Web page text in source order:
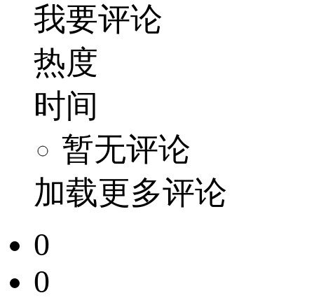
我要评论
热度
时间
暂无评论
加载更多评论
0
0